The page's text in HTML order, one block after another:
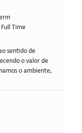
Type
Full Time
sentido de
o valor de
o ambiente,